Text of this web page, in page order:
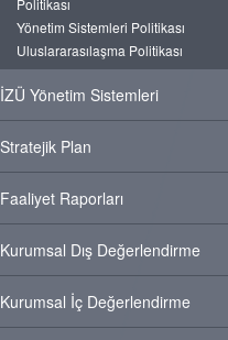
Politikası
Yönetim Sistemleri Politikası
Uluslararasılaşma Politikası
İZÜ Yönetim Sistemleri
Stratejik Plan
Faaliyet Raporları
Kurumsal Dış Değerlendirme
Kurumsal İç Değerlendirme